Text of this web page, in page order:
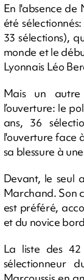
En l'absence
été
33 sélections),
monde et le
Lyonnais Léo
Mais un
l’ouverture: le
ans, 36
l'ouverture face
sa blessure à
Devant, le seul
Marchand. Son
est préféré,
et du novice
La liste des
sélectionneur